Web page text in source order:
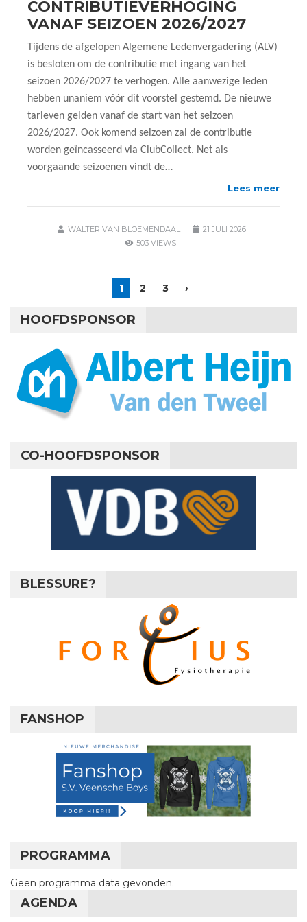
CONTRIBUTIEVERHOGING
VANAF SEIZOEN 2026/2027
Tijdens de afgelopen Algemene Ledenvergadering (ALV)
is besloten om de contributie met ingang van het
seizoen 2026/2027 te verhogen. Alle aanwezige leden
hebben unaniem vóór dit voorstel gestemd. De nieuwe
tarieven gelden vanaf de start van het seizoen
2026/2027. Ook komend seizoen zal de contributie
worden geïncasseerd via ClubCollect. Net als
voorgaande seizoenen vindt de…
Lees meer
WALTER VAN BLOEMENDAAL
21 JULI 2026
503 VIEWS
1 2 3 ›
HOOFDSPONSOR
CO-HOOFDSPONSOR
BLESSURE?
FANSHOP
PROGRAMMA
Geen programma data gevonden.
AGENDA